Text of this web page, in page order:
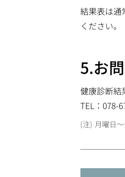
結果表は通
ください。
5.お
健康診断結
TEL：078-
月曜日